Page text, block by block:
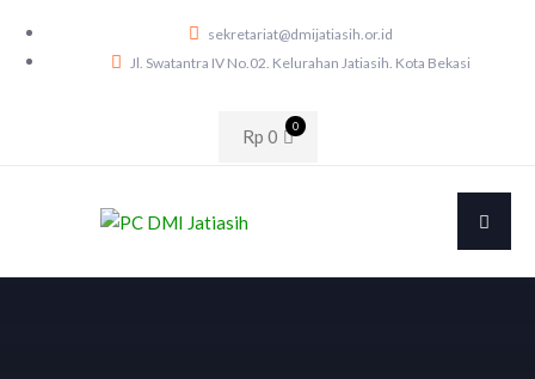
sekretariat@dmijatiasih.or.id
Jl. Swatantra IV No.02. Kelurahan Jatiasih. Kota Bekasi
Rp 0 0